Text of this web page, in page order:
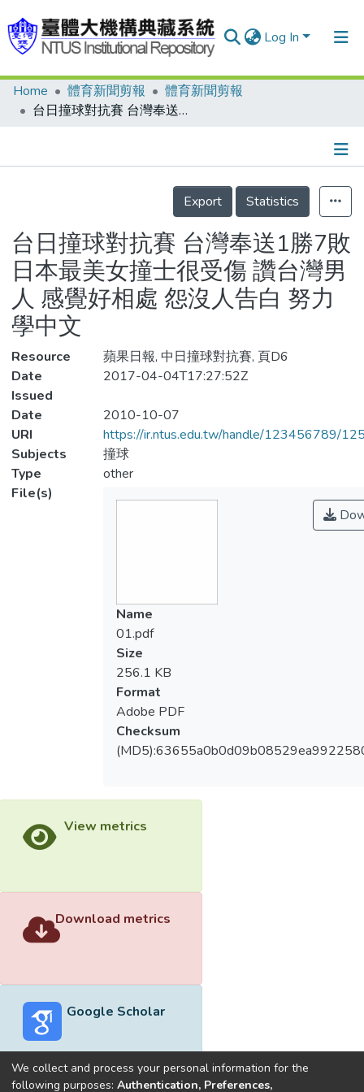
Log In
Communities & Collections
Statistics
Home 體育新聞剪報
體育新聞剪報
台日撞球對抗賽 台灣奉送1勝7敗 日本最美女撞士很受傷 讚台灣男人 感覺好相處 怨沒人告白 努力學中文
Details
Export
Statistics
台日撞球對抗賽 台灣奉送1勝7敗
日本最美女撞士很受傷 讚台灣男
人 感覺好相處 怨沒人告白 努力
學中文
Resource
蘋果日報, 中日撞球對抗賽, 頁D6
Date
Issued
2017-04-04T17:27:52Z
Date
2010-10-07
URI
https://ir.ntus.edu.tw/handle/123456789/
Subjects
撞球
Type
other
File(s)
Name
01.pdf
Size
256.1 KB
Format
Adobe PDF
Checksum
View metrics
Download metrics
Google Scholar
We collect and process your personal information for the
following purposes: Authentication, Preferences,